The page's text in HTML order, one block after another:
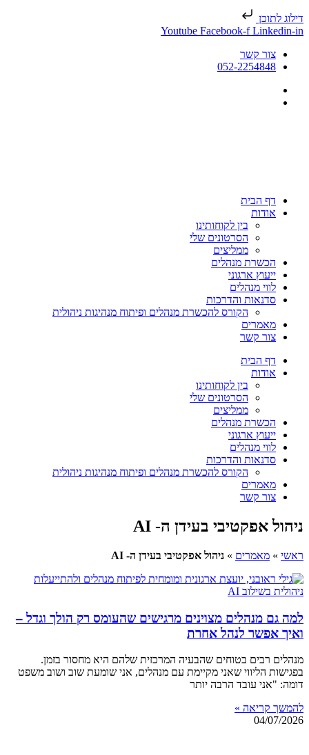
דילוג לתוכן
Youtube Facebook-f Linkedin-in
צור קשר
052-2254848
דף הבית
אודות
בין לקוחותינו
הסרטונים שלי
ממליצים
הכשרת מנהלים
ייעוץ ארגוני
לווי מנהלים
סדנאות והדרכות
הקורס להכשרת מנהלים ופיתוח מנהיגות ניהולית
מאמרים
צור קשר
דף הבית
אודות
בין לקוחותינו
הסרטונים שלי
ממליצים
הכשרת מנהלים
ייעוץ ארגוני
לווי מנהלים
סדנאות והדרכות
הקורס להכשרת מנהלים ופיתוח מנהיגות ניהולית
מאמרים
צור קשר
ניהול אפקטיבי בעידן ה- AI
ראשי » מאמרים » ניהול אפקטיבי בעידן ה- AI
למה גם מנהלים מצוינים מרגישים שהעומס רק הולך וגדל –
ואיך אפשר לנהל אחרת
מנהלים רבים בטוחים שהבעיה המרכזית שלהם היא מחסור בזמן.
בפגישות הליווי שאני מקיימת עם מנהלים, אני שומעת שוב ושוב משפט
דומה: "אני עובד הרבה יותר
להמשך קריאה »
04/07/2026